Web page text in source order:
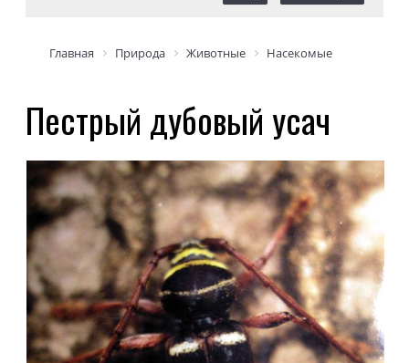
Главная Природа Животные Насекомые
Пестрый дубовый усач